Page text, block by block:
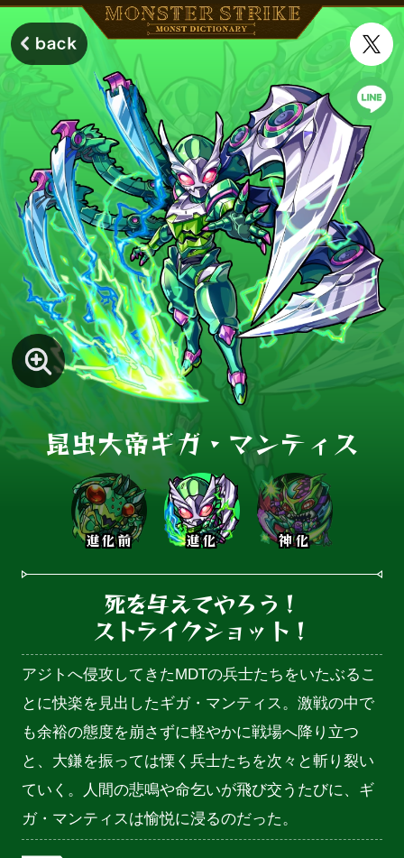
昆虫大帝ギガ・マンティス
進化前 進化 神化
死を与えてやろう！
ストライクショット！
アジトへ侵攻してきたMDTの兵士たちをいたぶるこ
とに快楽を見出したギガ・マンティス。激戦の中で
も余裕の態度を崩さずに軽やかに戦場へ降り立つ
と、大鎌を振っては慄く兵士たちを次々と斬り裂い
ていく。人間の悲鳴や命乞いが飛び交うたびに、ギ
ガ・マンティスは愉悦に浸るのだった。